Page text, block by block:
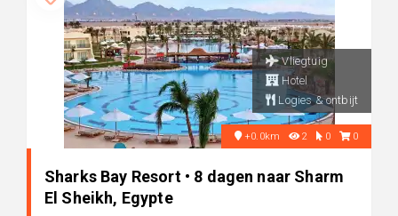
Vliegtuig
Hotel
Logies & ontbijt
+0.0km 2 0 0
Sharks Bay Resort • 8 dagen naar Sharm
El Sheikh, Egypte